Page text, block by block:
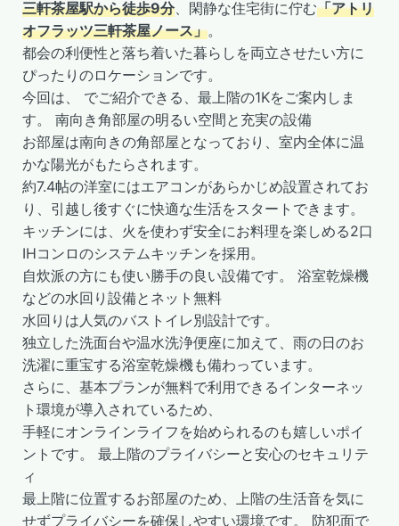
三軒茶屋駅から徒歩9分、閑静な住宅街に佇む「アトリ
オフラッツ三軒茶屋ノース」。
都会の利便性と落ち着いた暮らしを両立させたい方に
ぴったりのロケーションです。
今回は、 でご紹介できる、最上階の1Kをご案内しま
す。 南向き角部屋の明るい空間と充実の設備
お部屋は南向きの角部屋となっており、室内全体に温
かな陽光がもたらされます。
約7.4帖の洋室にはエアコンがあらかじめ設置されてお
り、引越し後すぐに快適な生活をスタートできます。
キッチンには、火を使わず安全にお料理を楽しめる2口
IHコンロのシステムキッチンを採用。
自炊派の方にも使い勝手の良い設備です。 浴室乾燥機
などの水回り設備とネット無料
水回りは人気のバストイレ別設計です。
独立した洗面台や温水洗浄便座に加えて、雨の日のお
洗濯に重宝する浴室乾燥機も備わっています。
さらに、基本プランが無料で利用できるインターネッ
ト環境が導入されているため、
手軽にオンラインライフを始められるのも嬉しいポイ
ントです。 最上階のプライバシーと安心のセキュリテ
ィ
最上階に位置するお部屋のため、上階の生活音を気に
せずプライバシーを確保しやすい環境です。 防犯面で